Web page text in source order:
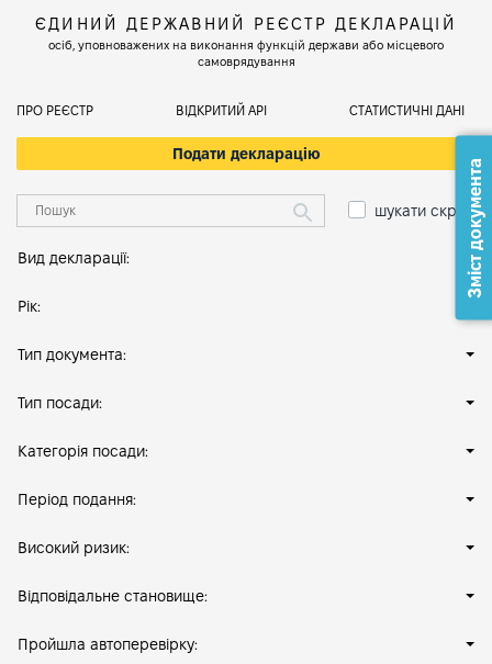
ЄДИНИЙ ДЕРЖАВНИЙ РЕЄСТР ДЕКЛАРАЦІЙ
осіб, уповноважених на виконання функцій держави або місцевого
самоврядування
ПРО РЕЄСТР ВІДКРИТИЙ АРІ СТАТИСТИЧНІ ДАНІ
Подати декларацію
шукати скрізь
Вид декларації:
Рік:
Тип документа:
Тип посади:
Категорія посади:
Період подання:
Високий ризик:
Відповідальне становище:
Пройшла автоперевірку:
Зміст документа